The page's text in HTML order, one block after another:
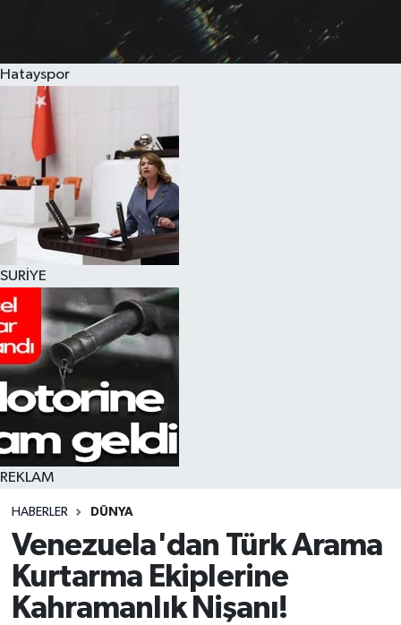
Hatayspor
SURİYE
REKLAM
HABERLER DÜNYA
Venezuela'dan Türk Arama
Kurtarma Ekiplerine
Kahramanlık Nişanı!